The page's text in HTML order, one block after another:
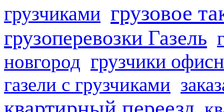
грузчиками грузовое
грузоперевозки Газель
новгород грузчики
газели с грузчиками